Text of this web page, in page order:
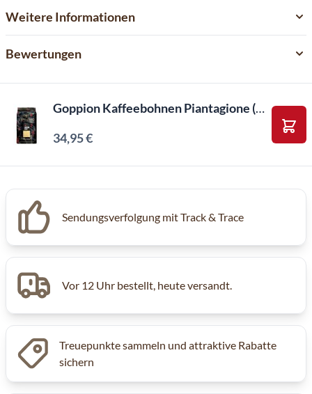
Weitere Informationen
Bewertungen
Goppion Kaffeebohnen Piantagione (1kg)
34,95 €
In
Sendungsverfolgung mit Track & Trace
Vor 12 Uhr bestellt, heute versandt.
Treuepunkte sammeln und attraktive Rabatte
sichern